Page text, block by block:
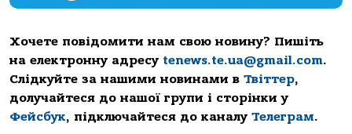
Хочете повідомити нам свою новину? Пишіть
на електронну адресу tenews.te.ua@gmail.com.
Слідкуйте за нашими новинами в Твіттер,
долучайтеся до нашої групи і сторінки у
Фейсбук, підключайтеся до каналу Телеграм.